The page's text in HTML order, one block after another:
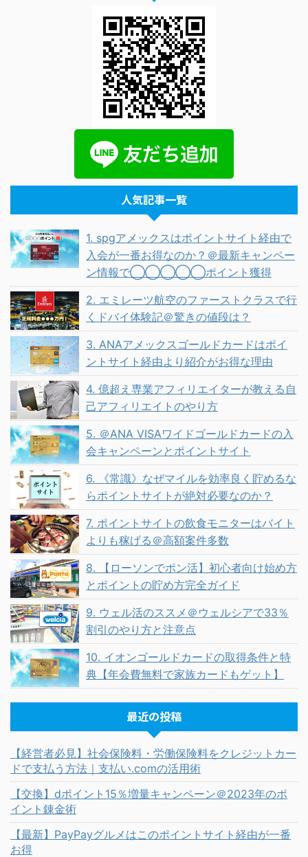
人気記事一覧
1. spgアメックスはポイントサイト経由で
入会が一番お得なのか？＠最新キャンペー
ン情報で◯◯◯◯◯ポイント獲得
2. エミレーツ航空のファーストクラスで行
くドバイ体験記＠驚きの値段は？
3. ANAアメックスゴールドカードはポイ
ントサイト経由より紹介がお得な理由
4. 億超え専業アフィリエイターが教える自
己アフィリエイトのやり方
5. ＠ANA VISAワイドゴールドカードの入
会キャンペーンとポイントサイト
6. 《常識》なぜマイルを効率良く貯めるな
らポイントサイトが絶対必要なのか？
7. ポイントサイトの飲食モニターはバイト
よりも稼げる＠高額案件多数
8. 【ローソンでポン活】初心者向け始め方
とポイントの貯め方完全ガイド
9. ウェル活のススメ＠ウェルシアで33％
割引のやり方と注意点
10. イオンゴールドカードの取得条件と特
典【年会費無料で家族カードもゲット】
最近の投稿
【経営者必見】社会保険料・労働保険料をクレジットカー
ドで支払う方法｜支払い.comの活用術
【交換】dポイント15％増量キャンペーン＠2023年のポ
イント錬金術
【最新】PayPayグルメはこのポイントサイト経由が一番
お得